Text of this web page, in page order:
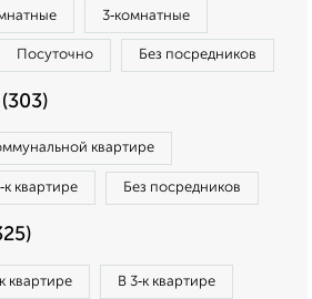
3‑комнатные
Посуточно Без посредников
квартире
квартире Без посредников
квартире В 3‑к квартире